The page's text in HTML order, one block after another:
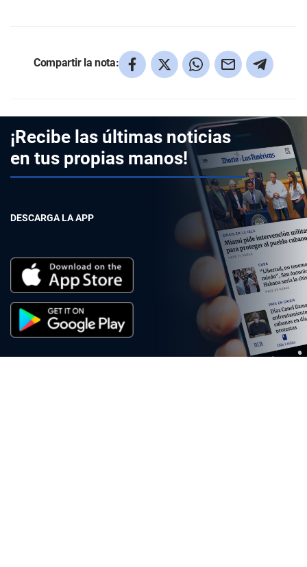
Compartir la nota:
¡Recibe las últimas noticias
en tus propias manos!
DESCARGA LA APP